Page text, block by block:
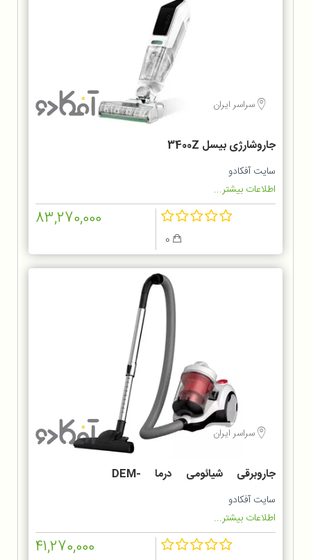
سراسر ایران
جاروشارژی بیسل 3400Z
سایت آفکادو
اطلاعات بیشتر...
83,270,000
سراسر ایران
جاروبرقی شیائومی درما DEM-
TJ301W
سایت آفکادو
اطلاعات بیشتر...
41,270,000